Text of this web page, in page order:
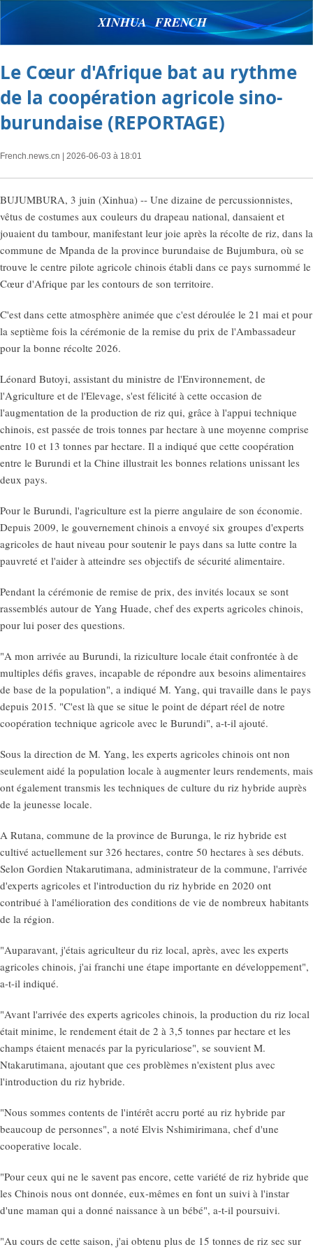
XINHUA FRENCH
Le Cœur d'Afrique bat au rythme
de la coopération agricole sino-
burundaise (REPORTAGE)
French.news.cn | 2026-06-03 à 18:01
BUJUMBURA, 3 juin (Xinhua) -- Une dizaine de percussionnistes,
vêtus de costumes aux couleurs du drapeau national, dansaient et
jouaient du tambour, manifestant leur joie après la récolte de riz, dans la
commune de Mpanda de la province burundaise de Bujumbura, où se
trouve le centre pilote agricole chinois établi dans ce pays surnommé le
Cœur d'Afrique par les contours de son territoire.
C'est dans cette atmosphère animée que c'est déroulée le 21 mai et pour
la septième fois la cérémonie de la remise du prix de l'Ambassadeur
pour la bonne récolte 2026.
Léonard Butoyi, assistant du ministre de l'Environnement, de
l'Agriculture et de l'Elevage, s'est félicité à cette occasion de
l'augmentation de la production de riz qui, grâce à l'appui technique
chinois, est passée de trois tonnes par hectare à une moyenne comprise
entre 10 et 13 tonnes par hectare. Il a indiqué que cette coopération
entre le Burundi et la Chine illustrait les bonnes relations unissant les
deux pays.
Pour le Burundi, l'agriculture est la pierre angulaire de son économie.
Depuis 2009, le gouvernement chinois a envoyé six groupes d'experts
agricoles de haut niveau pour soutenir le pays dans sa lutte contre la
pauvreté et l'aider à atteindre ses objectifs de sécurité alimentaire.
Pendant la cérémonie de remise de prix, des invités locaux se sont
rassemblés autour de Yang Huade, chef des experts agricoles chinois,
pour lui poser des questions.
"A mon arrivée au Burundi, la riziculture locale était confrontée à de
multiples défis graves, incapable de répondre aux besoins alimentaires
de base de la population", a indiqué M. Yang, qui travaille dans le pays
depuis 2015. "C'est là que se situe le point de départ réel de notre
coopération technique agricole avec le Burundi", a-t-il ajouté.
Sous la direction de M. Yang, les experts agricoles chinois ont non
seulement aidé la population locale à augmenter leurs rendements, mais
ont également transmis les techniques de culture du riz hybride auprès
de la jeunesse locale.
A Rutana, commune de la province de Burunga, le riz hybride est
cultivé actuellement sur 326 hectares, contre 50 hectares à ses débuts.
Selon Gordien Ntakarutimana, administrateur de la commune, l'arrivée
d'experts agricoles et l'introduction du riz hybride en 2020 ont
contribué à l'amélioration des conditions de vie de nombreux habitants
de la région.
"Auparavant, j'étais agriculteur du riz local, après, avec les experts
agricoles chinois, j'ai franchi une étape importante en développement",
a-t-il indiqué.
"Avant l'arrivée des experts agricoles chinois, la production du riz local
était minime, le rendement était de 2 à 3,5 tonnes par hectare et les
champs étaient menacés par la pyriculariose", se souvient M.
Ntakarutimana, ajoutant que ces problèmes n'existent plus avec
l'introduction du riz hybride.
"Nous sommes contents de l'intérêt accru porté au riz hybride par
beaucoup de personnes", a noté Elvis Nshimirimana, chef d'une
cooperative locale.
"Pour ceux qui ne le savent pas encore, cette variété de riz hybride que
les Chinois nous ont donnée, eux-mêmes en font un suivi à l'instar
d'une maman qui a donné naissance à un bébé", a-t-il poursuivi.
"Au cours de cette saison, j'ai obtenu plus de 15 tonnes de riz sec sur